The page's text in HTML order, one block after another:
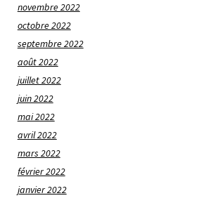
novembre 2022
octobre 2022
septembre 2022
août 2022
juillet 2022
juin 2022
mai 2022
avril 2022
mars 2022
février 2022
janvier 2022